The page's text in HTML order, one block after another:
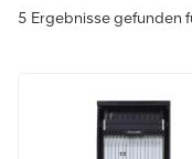
5 Ergebnisse gefunden